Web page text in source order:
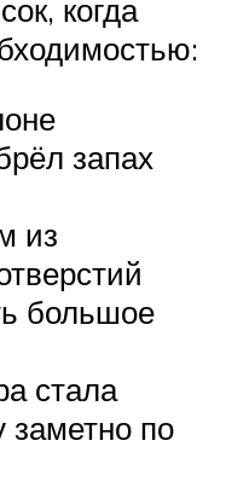
когда
запах
из
большое
стала
заметно по